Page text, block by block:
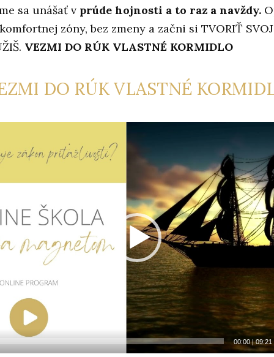
sa unášať v prúde hojnosti a to raz a navždy.
zóny, bez zmeny a začni si TVORIŤ
VEZMI DO RÚK VLASTNÉ KORMIDLO
DO RÚK VLASTNÉ
00:00|09:21